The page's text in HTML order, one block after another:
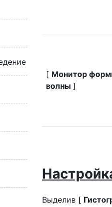
[ Монитор
волны ]
Выделив [